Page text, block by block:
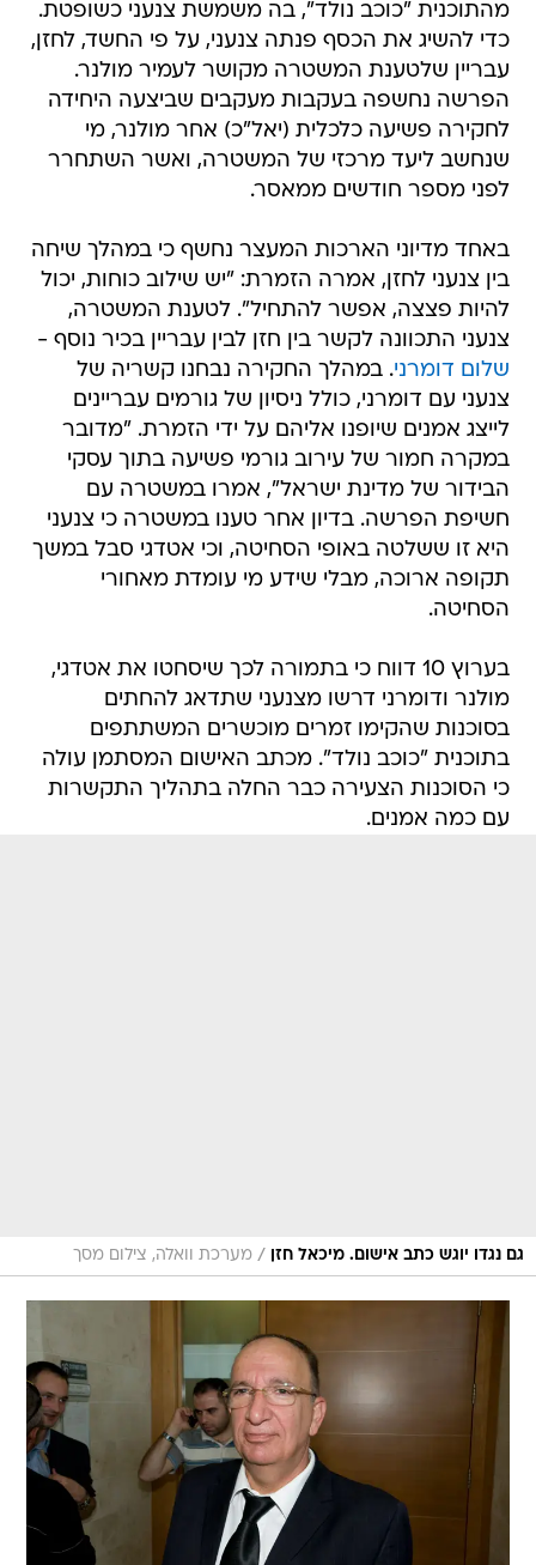
מהתוכנית "כוכב נולד", בה משמשת צנעני כשופטת.
כדי להשיג את הכסף פנתה צנעני, על פי החשד, לחזן,
עבריין שלטענת המשטרה מקושר לעמיר מולנר.
הפרשה נחשפה בעקבות מעקבים שביצעה היחידה
לחקירה פשיעה כלכלית (יאל"כ) אחר מולנר, מי
שנחשב ליעד מרכזי של המשטרה, ואשר השתחרר
לפני מספר חודשים ממאסר.
באחד מדיוני הארכות המעצר נחשף כי במהלך שיחה
בין צנעני לחזן, אמרה הזמרת: "יש שילוב כוחות, יכול
להיות פצצה, אפשר להתחיל". לטענת המשטרה,
צנעני התכוונה לקשר בין חזן לבין עבריין בכיר נוסף -
שלום דומרני. במהלך החקירה נבחנו קשריה של
צנעני עם דומרני, כולל ניסיון של גורמים עבריינים
לייצג אמנים שיופנו אליהם על ידי הזמרת. "מדובר
במקרה חמור של עירוב גורמי פשיעה בתוך עסקי
הבידור של מדינת ישראל", אמרו במשטרה עם
חשיפת הפרשה. בדיון אחר טענו במשטרה כי צנעני
היא זו ששלטה באופי הסחיטה, וכי אטדגי סבל במשך
תקופה ארוכה, מבלי שידע מי עומדת מאחורי
הסחיטה.
בערוץ 10 דווח כי בתמורה לכך שיסחטו את אטדגי,
מולנר ודומרני דרשו מצנעני שתדאג להחתים
בסוכנות שהקימו זמרים מוכשרים המשתתפים
בתוכנית "כוכב נולד". מכתב האישום המסתמן עולה
כי הסוכנות הצעירה כבר החלה בתהליך התקשרות
עם כמה אמנים.
גם נגדו יוגש כתב אישום. מיכאל חזן / מערכת וואלה, צילום מסך